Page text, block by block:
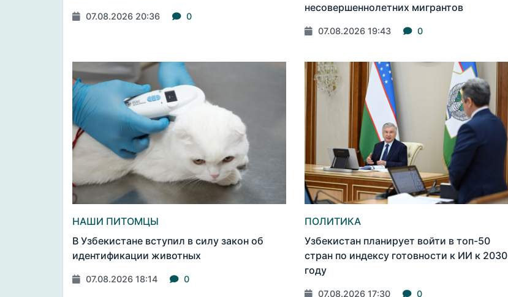
07.08.2026 20:36 0
несовершеннолетних мигрантов
07.08.2026 19:43 0
НАШИ ПИТОМЦЫ
В Узбекистане вступил в силу закон об
идентификации животных
07.08.2026 18:14 0
ПОЛИТИКА
Узбекистан планирует войти в топ-50
стран по индексу готовности к ИИ к 2030
году
07.08.2026 17:30 0